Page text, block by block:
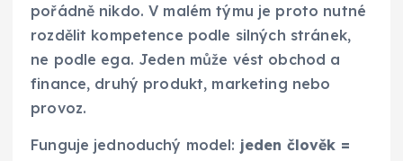
pořádně nikdo. V malém týmu je proto nutné
rozdělit kompetence podle silných stránek,
ne podle ega. Jeden může vést obchod a
finance, druhý produkt, marketing nebo
provoz.
Funguje jednoduchý model: jeden člověk =